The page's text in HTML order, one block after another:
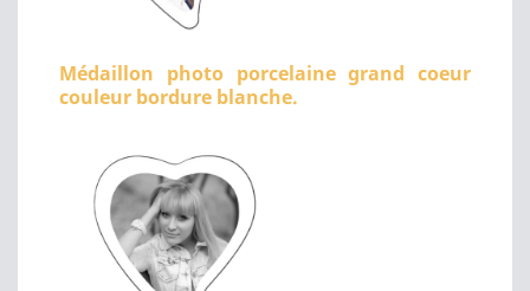
Médaillon photo porcelaine grand coeur
couleur bordure blanche.